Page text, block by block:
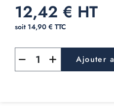
12,42 € HT
soit 14,90 € TTC
Ajouter